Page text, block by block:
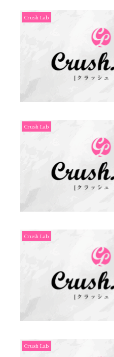
Crush Lab
Crush Lab
Crush Lab
Crush Lab